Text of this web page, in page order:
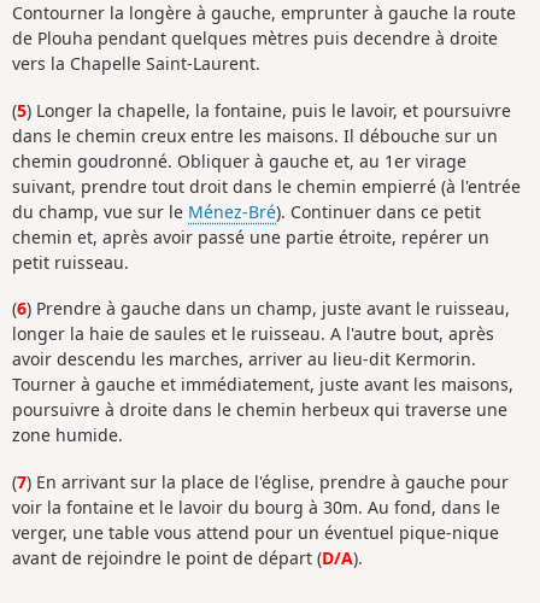
Contourner la longère à gauche, emprunter à gauche la route
de Plouha pendant quelques mètres puis decendre à droite
vers la Chapelle Saint-Laurent.
(5) Longer la chapelle, la fontaine, puis le lavoir, et poursuivre
dans le chemin creux entre les maisons. Il débouche sur un
chemin goudronné. Obliquer à gauche et, au 1er virage
suivant, prendre tout droit dans le chemin empierré (à l'entrée
du champ, vue sur le Ménez-Bré). Continuer dans ce petit
chemin et, après avoir passé une partie étroite, repérer un
petit ruisseau.
(6) Prendre à gauche dans un champ, juste avant le ruisseau,
longer la haie de saules et le ruisseau. A l'autre bout, après
avoir descendu les marches, arriver au lieu-dit Kermorin.
Tourner à gauche et immédiatement, juste avant les maisons,
poursuivre à droite dans le chemin herbeux qui traverse une
zone humide.
(7) En arrivant sur la place de l'église, prendre à gauche pour
voir la fontaine et le lavoir du bourg à 30m. Au fond, dans le
verger, une table vous attend pour un éventuel pique-nique
avant de rejoindre le point de départ (D/A).